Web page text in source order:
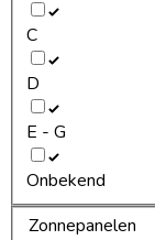
C
D
E - G
Onbekend
Zonnepanelen